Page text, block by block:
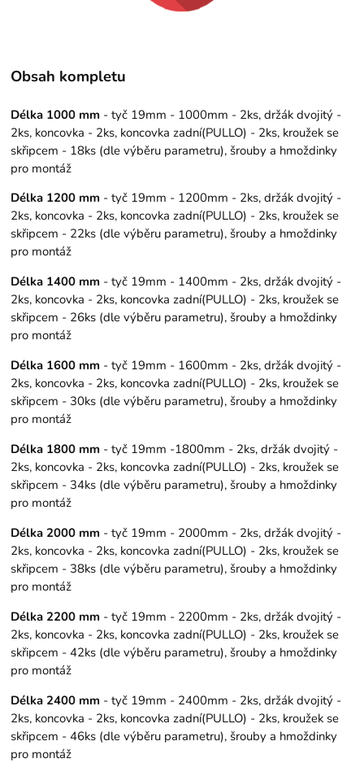
Obsah kompletu
Délka 1000 mm - tyč 19mm - 1000mm - 2ks, držák dvojitý -
2ks, koncovka - 2ks, koncovka zadní(PULLO) - 2ks, kroužek se
skřipcem - 18ks (dle výběru parametru), šrouby a hmoždinky
pro montáž
Délka 1200 mm - tyč 19mm - 1200mm - 2ks, držák dvojitý -
2ks, koncovka - 2ks, koncovka zadní(PULLO) - 2ks, kroužek se
skřipcem - 22ks (dle výběru parametru), šrouby a hmoždinky
pro montáž
Délka 1400 mm - tyč 19mm - 1400mm - 2ks, držák dvojitý -
2ks, koncovka - 2ks, koncovka zadní(PULLO) - 2ks, kroužek se
skřipcem - 26ks (dle výběru parametru), šrouby a hmoždinky
pro montáž
Délka 1600 mm - tyč 19mm - 1600mm - 2ks, držák dvojitý -
2ks, koncovka - 2ks, koncovka zadní(PULLO) - 2ks, kroužek se
skřipcem - 30ks (dle výběru parametru), šrouby a hmoždinky
pro montáž
Délka 1800 mm - tyč 19mm -1800mm - 2ks, držák dvojitý -
2ks, koncovka - 2ks, koncovka zadní(PULLO) - 2ks, kroužek se
skřipcem - 34ks (dle výběru parametru), šrouby a hmoždinky
pro montáž
Délka 2000 mm - tyč 19mm - 2000mm - 2ks, držák dvojitý -
2ks, koncovka - 2ks, koncovka zadní(PULLO) - 2ks, kroužek se
skřipcem - 38ks (dle výběru parametru), šrouby a hmoždinky
pro montáž
Délka 2200 mm - tyč 19mm - 2200mm - 2ks, držák dvojitý -
2ks, koncovka - 2ks, koncovka zadní(PULLO) - 2ks, kroužek se
skřipcem - 42ks (dle výběru parametru), šrouby a hmoždinky
pro montáž
Délka 2400 mm - tyč 19mm - 2400mm - 2ks, držák dvojitý -
2ks, koncovka - 2ks, koncovka zadní(PULLO) - 2ks, kroužek se
skřipcem - 46ks (dle výběru parametru), šrouby a hmoždinky
pro montáž